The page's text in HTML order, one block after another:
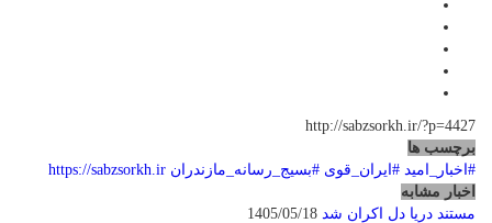
http://sabzsorkh.ir/?p=4427
برچسب ها
#اخبار_امید #ایران_قوی #بسیج_رسانه_مازندران https://sabzsorkh.ir
اخبار مشابه
مستند دریا دل اکران شد